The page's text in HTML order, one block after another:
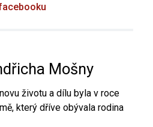
Mošny
životu a dílu byla v roce
který dříve obývala rodina